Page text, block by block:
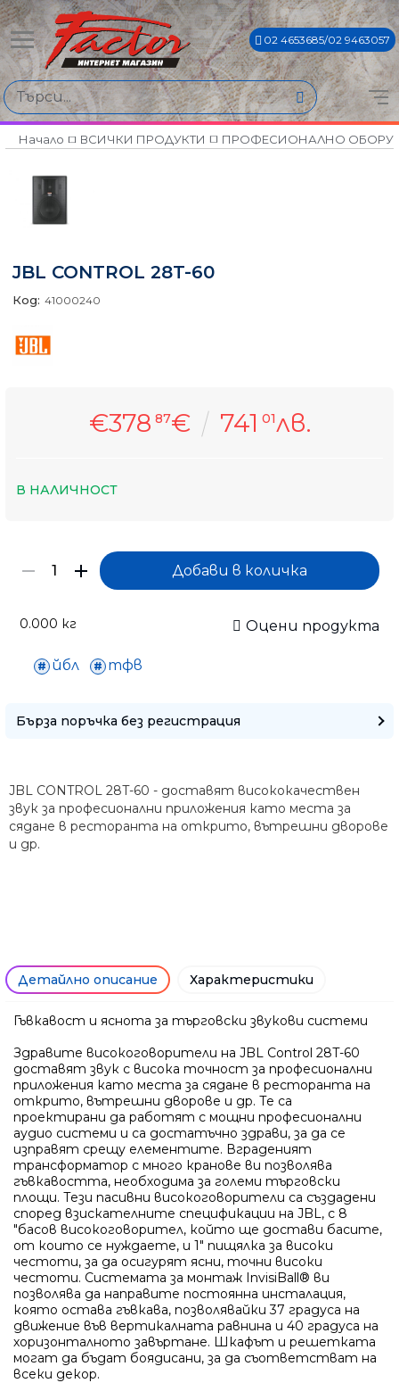
02 4653685/02 9463057
Начало ВСИЧКИ ПРОДУКТИ ПРОФЕСИОНАЛНО
JBL CONTROL 28T-60
Код: 41000240
€378 87€ 741 01лв.
В НАЛИЧНОСТ
0.000 кг Оцени продукта
йбл тфв
Бърза поръчка без регистрация
Ние ще се свържем с вас в
JBL CONTROL 28T-60 - доставят висококачествен
звук за професионални приложения като места за
сядане в ресторанта на открито, вътрешни дворове
и др.
Детайлно описание Характеристики
Гъвкавост и яснота за търговски звукови системи
Здравите високоговорители на JBL Control 28T-60
доставят звук с висока точност за професионални
приложения като места за сядане в ресторанта на
открито, вътрешни дворове и др. Те са
проектирани да работят с мощни професионални
аудио системи и са достатъчно здрави, за да се
изправят срещу елементите. Вграденият
трансформатор с много кранове ви позволява
гъвкавостта, необходима за големи търговски
площи. Тези пасивни високоговорители са създадени
според взискателните спецификации на JBL, с 8
"басов високоговорител, който ще достави басите,
от които се нуждаете, и 1" пищялка за високи
честоти, за да осигурят ясни, точни високи
честоти. Системата за монтаж InvisiBall® ви
позволява да направите постоянна инсталация,
която остава гъвкава, позволявайки 37 градуса на
движение във вертикалната равнина и 40 градуса на
хоризонталното завъртане. Шкафът и решетката
могат да бъдат боядисани, за да съответстват на
всеки декор.